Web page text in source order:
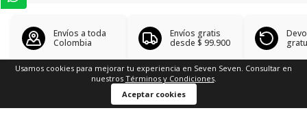
Envíos a toda
Colombia
Envíos gratis
desde$ 99.900
Búsquedas en tendencias
Usamos cookies para mejorar tu experiencia en Seven Seven. Consultar en
nuestros Términos y Condiciones.
Aceptar cookies